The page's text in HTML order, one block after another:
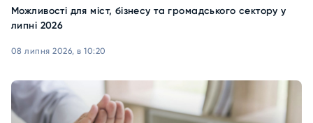
Можливості для міст, бізнесу та громадського сектору у
липні 2026
08 липня 2026, в 10:20